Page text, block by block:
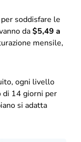
soddisfare le
da$5,49 a
mensile,
ogni livello
di 14 giorni per
si adatta